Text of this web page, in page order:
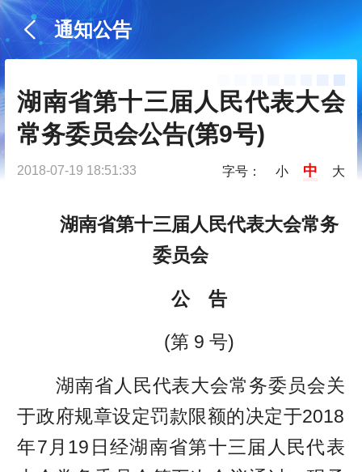
通知公告
湖南省第十三届人民代表大会
常务委员会公告(第9号)
2018-07-19 18:51:33 字号： 小 中 大
湖南省第十三届人民代表大会常务
委员会
公 告
(第 9 号)
湖南省人民代表大会常务委员会关
于政府规章设定罚款限额的决定于2018
年7月19日经湖南省第十三届人民代表